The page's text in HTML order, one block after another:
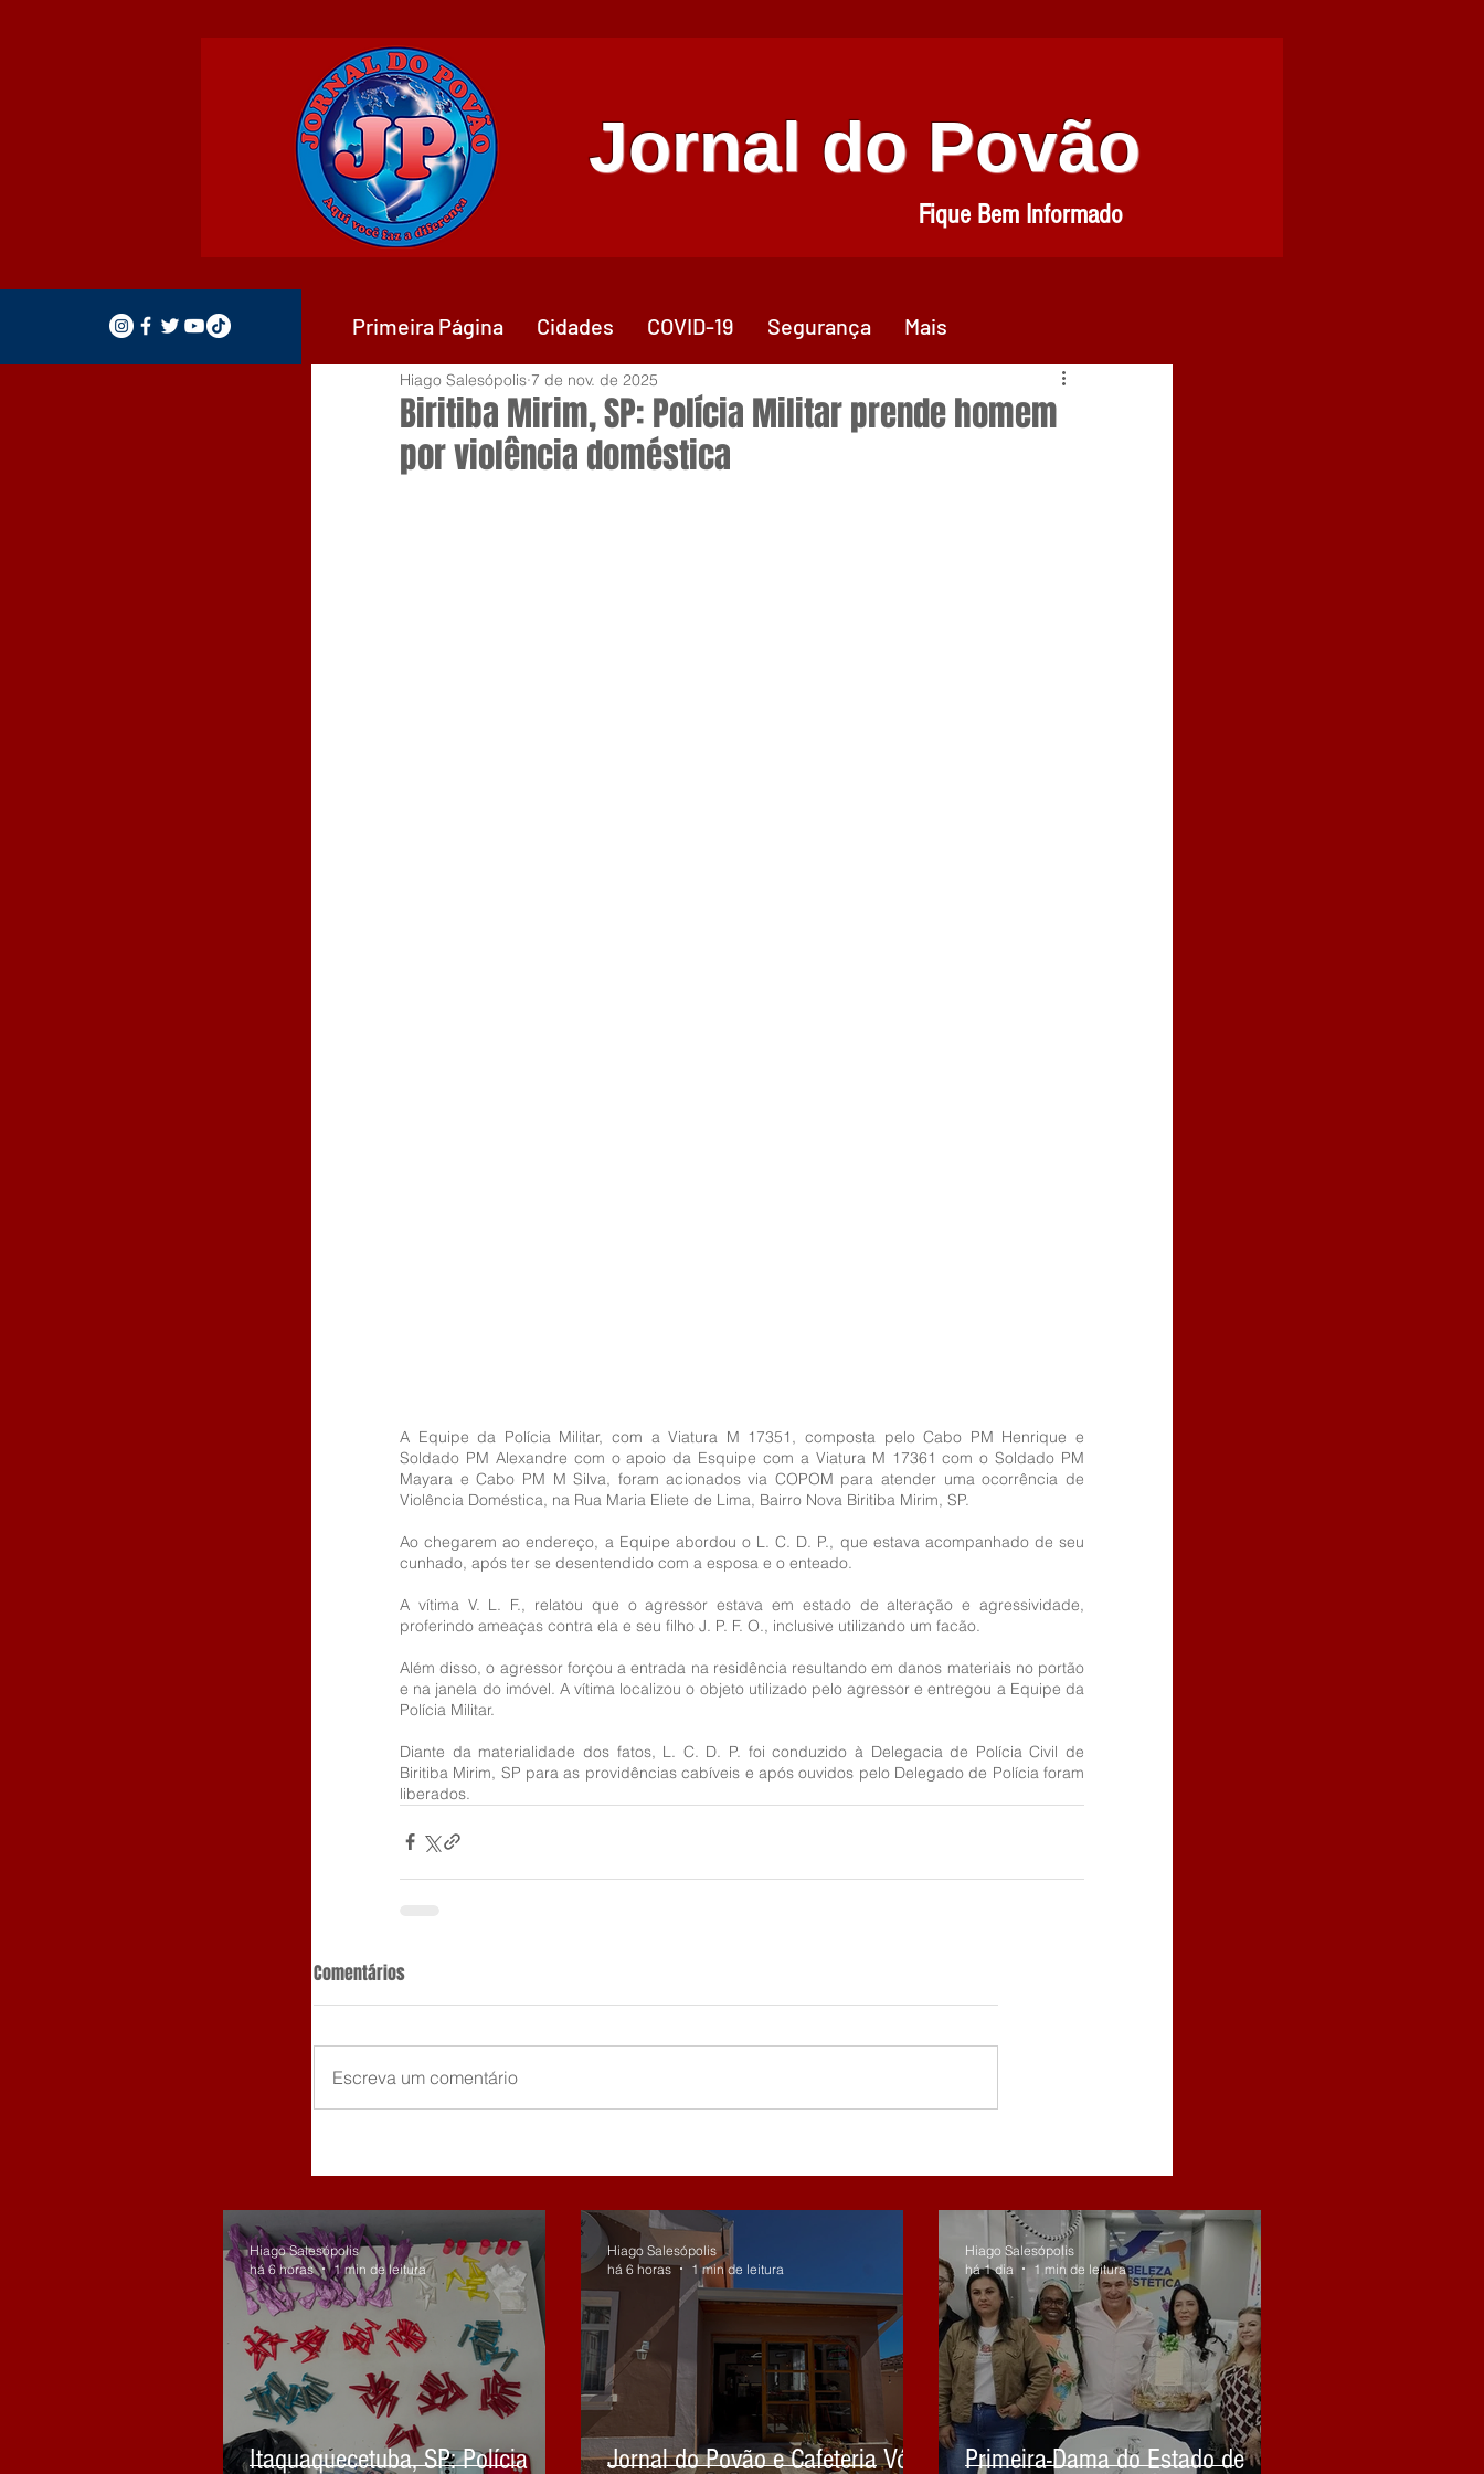
Jornal do Povão
Fique Bem Informado
Biritiba Mirim, SP: Polícia Militar prende homem
por violência doméstica
Hiago Salesópolis 7 de nov. de 2025
A Equipe da Polícia Militar, com a Viatura M 17351, composta pelo Cabo PM Henrique e
Soldado PM Alexandre com o apoio da Esquipe com a Viatura M 17361 com o Soldado PM
Mayara e Cabo PM M Silva, foram acionados via COPOM para atender uma ocorrência de
Violência Doméstica, na Rua Maria Eliete de Lima, Bairro Nova Biritiba Mirim, SP.
Ao chegarem ao endereço, a Equipe abordou o L. C. D. P., que estava acompanhado de seu
cunhado, após ter se desentendido com a esposa e o enteado.
A vítima V. L. F., relatou que o agressor estava em estado de alteração e agressividade,
proferindo ameaças contra ela e seu filho J. P. F. O., inclusive utilizando um facão.
Além disso, o agressor forçou a entrada na residência resultando em danos materiais no portão
e na janela do imóvel. A vítima localizou o objeto utilizado pelo agressor e entregou a Equipe da
Polícia Militar.
Diante da materialidade dos fatos, L. C. D. P. foi conduzido à Delegacia de Polícia Civil de
Biritiba Mirim, SP para as providências cabíveis e após ouvidos pelo Delegado de Polícia foram
liberados.
Comentários
Escreva um comentário
Itaquaquecetuba, SP: Polícia
Hiago Salesópolis
há 6 horas
1 min de leitura
Jornal do Povão e Cafeteria Vó
Hiago Salesópolis
há 6 horas
1 min de leitura
Primeira-Dama do Estado de
Hiago Salesópolis
há 1 dia
1 min de leitura
Primeira Página Cidades COVID-19 Segurança Mais